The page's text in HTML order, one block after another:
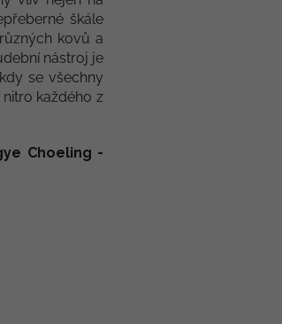
škále
kovů a
nástroj je
se všechny
každého z
Choeling -